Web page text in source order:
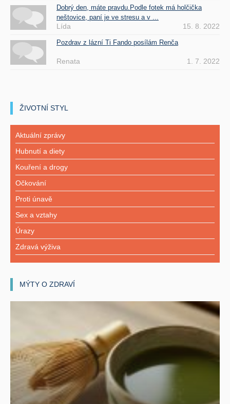
Dobrý den, máte pravdu.Podle fotek má holčička
neštovice, paní je ve stresu a v ...
Lída 15. 8. 2022
Pozdrav z lázní Ti Fando posílám Renča
Renata 1. 7. 2022
ŽIVOTNÍ STYL
Aktuální zprávy
Hubnutí a diety
Kouření a drogy
Očkování
Proti únavě
Sex a vztahy
Úrazy
Zdravá výživa
MÝTY O ZDRAVÍ